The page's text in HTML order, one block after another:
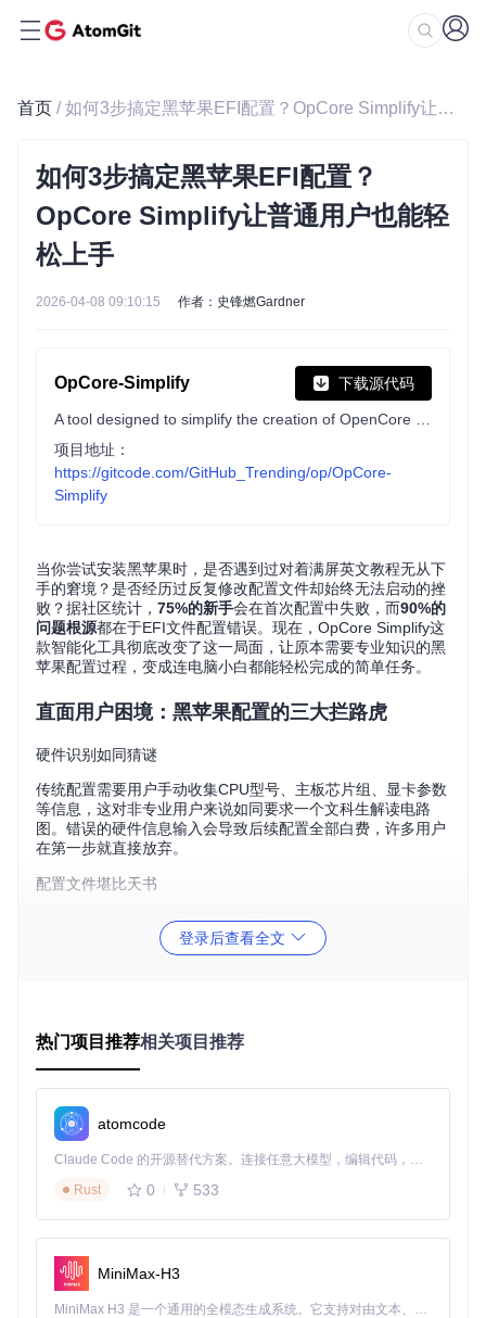
首页 / 如何3步搞定黑苹果EFI配置？OpCore Simplify让普通用户也能轻松上手
如何3步搞定黑苹果EFI配置？
OpCore Simplify让普通用户也能轻
松上手
2026-04-08 09:10:15 作者：史锋燃Gardner
OpCore-Simplify 下载源代码
项目地址：
https://gitcode.com/GitHub_Trending/op/OpCore-
Simplify
当你尝试安装黑苹果时，是否遇到过对着满屏英文教程无从下
手的窘境？是否经历过反复修改配置文件却始终无法启动的挫
败？据社区统计， 75%的新手会在首次配置中失败，而90%的
问题根源都在于EFI文件配置错误。现在，OpCore Simplify这
款智能化工具彻底改变了这一局面，让原本需要专业知识的黑
苹果配置过程，变成连电脑小白都能轻松完成的简单任务。
直面用户困境：黑苹果配置的三大拦路虎
硬件识别如同猜谜
传统配置需要用户手动收集CPU型号、主板芯片组、显卡参数
等信息，这对非专业用户来说如同要求一个文科生解读电路
图。错误的硬件信息输入会导致后续配置全部白费，许多用户
在第一步就直接放弃。
配置文件堪比天书
EFI配置涉及ACPI补丁、内核扩展、SMBIOS设置等专业术
语，每个参数背后都关联着系统启动的关键逻辑。哪怕是经验
丰富的用户，也需要查阅数十篇文档才能勉强完成配置，更别
不同硬件组合与macOS版本的兼容性差异巨大，用户往往需
要经历"修改-测试-失败-再修改"的循环，少则几小时，多则数
周才能找到可行方案。这种反复试错的过程消磨了大多数人的
耐心。
OpCore Simplify主界面，提供直观的功能导航和操作指引，
让黑苹果配置变得简单直观
定位问题本质：配置失败的核心原因
黑苹果配置失败的本质，在于普通用户难以跨越"硬件信息→
登录后查看全文
热门项目推荐相关项目推荐
atomcode
Claude Code 的开源替代方案。连接任意大模型，编辑代码，运行命令，自动验证 — 全自动执行。用 Rust 构建，极致性能。 ｜ An open-source alternative to Claude Code. Connect any LLM, edit code, run commands, and verify changes — autonomously. Built in Rust for speed. Get Started
Rust
0 533
MiniMax-H3
MiniMax H3 是一个通用的全模态生成系统。它支持对由文本、图像、视频和音频组成的多模态上下文进行统一理解，并能生成分辨率高达 2K、时长可达 15 秒的带原生立体声音频的视频。得益于面向任务泛化的系统设计，H3 在预训练阶段就已具备广泛的多模态上下文理解与生成能力，能够出色地执行复杂的多模态指令。